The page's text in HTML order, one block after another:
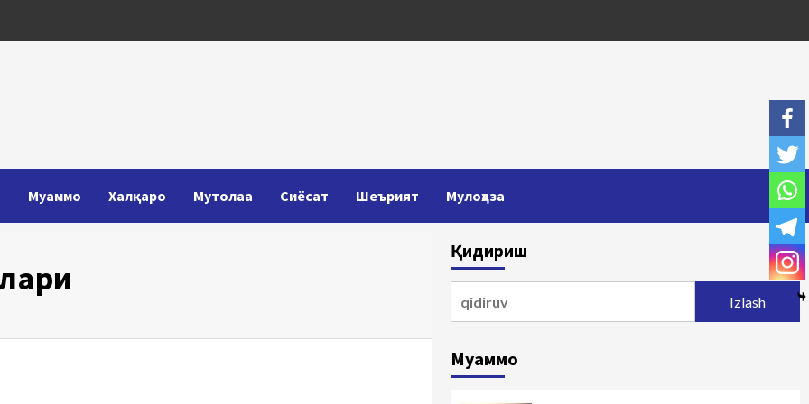
Муаммо Халқаро Мутолаа Сиёсат Шеърият Мулоҳаза
Қидириш
Муаммо